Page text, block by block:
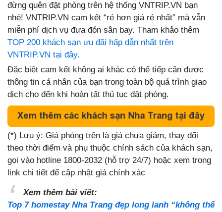
đừng quên đặt phòng trên hệ thống VNTRIP.VN bạn
nhé! VNTRIP.VN cam kết “rẻ hơn giá rẻ nhất” mà vẫn
miễn phí dịch vụ đưa đón sân bay. Tham khảo thêm
TOP 200 khách sạn ưu đãi hấp dẫn nhất trên
VNTRIP.VN tại đây.
Đặc biệt cam kết không ai khác có thể tiếp cận được
thông tin cá nhân của bạn trong toàn bộ quá trình giao
dịch cho đến khi hoàn tất thủ tục đặt phòng.
(*) Lưu ý: Giá phòng trên là giá chưa giảm, thay đổi
theo thời điểm và phụ thuộc chính sách của khách sạn,
gọi vào hotline 1800-2032 (hỗ trợ 24/7) hoặc xem trong
link chi tiết để cập nhật giá chính xác
Xem thêm bài viết:
Top 7 homestay Nha Trang đẹp long lanh “không thể